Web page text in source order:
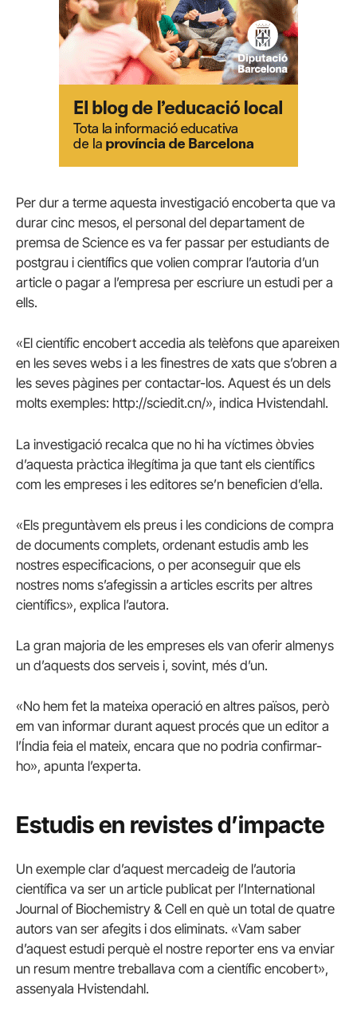
Per dur a terme aquesta investigació encoberta que va
durar cinc mesos, el personal del departament de
premsa de Science es va fer passar per estudiants de
postgrau i científics que volien comprar l’autoria d’un
article o pagar a l’empresa per escriure un estudi per a
ells.
«El científic encobert accedia als telèfons que apareixen
en les seves webs i a les finestres de xats que s’obren a
les seves pàgines per contactar-los. Aquest és un dels
molts exemples: http://sciedit.cn/», indica Hvistendahl.
La investigació recalca que no hi ha víctimes òbvies
d’aquesta pràctica il·legítima ja que tant els científics
com les empreses i les editores se’n beneficien d’ella.
«Els preguntàvem els preus i les condicions de compra
de documents complets, ordenant estudis amb les
nostres especificacions, o per aconseguir que els
nostres noms s’afegissin a articles escrits per altres
científics», explica l’autora.
La gran majoria de les empreses els van oferir almenys
un d’aquests dos serveis i, sovint, més d’un.
«No hem fet la mateixa operació en altres països, però
em van informar durant aquest procés que un editor a
l’Índia feia el mateix, encara que no podria confirmar-
ho», apunta l’experta.
Estudis en revistes d’impacte
Un exemple clar d’aquest mercadeig de l’autoria
científica va ser un article publicat per l’International
Journal of Biochemistry & Cell en què un total de quatre
autors van ser afegits i dos eliminats. «Vam saber
d’aquest estudi perquè el nostre reporter ens va enviar
un resum mentre treballava com a científic encobert»,
assenyala Hvistendahl.